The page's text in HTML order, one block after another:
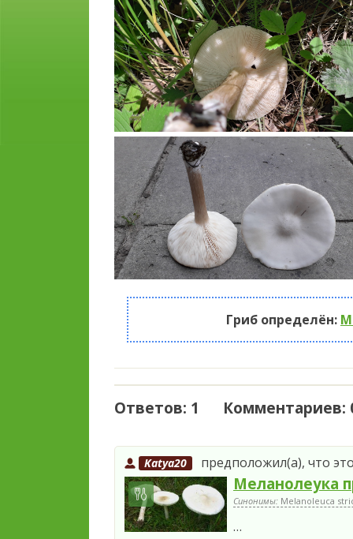
Гриб определён:
Ответов: 1 Комментариев:
Katya20 предположил(а), что
Меланолеука
Синонимы: Melanoleuca
…